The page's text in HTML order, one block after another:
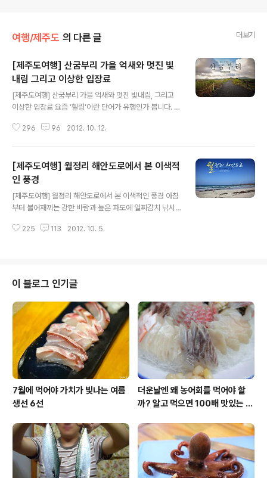
여행/제주도 의 다른 글 더보기
[제주도여행] 산굼부리 가을 억새와 멋진 빛
내림 그리고 이상한 입장료
[제주도여행] 산굼부리 가을 억새와 멋진 빛내림, 그리고
이상한 입장료 요즘 '힐링'이란 단어가 유행인가 봅니다. 그
데요. 바쁘고 삭막한 현대인의 삶에서 잠시 떠나 마음을 안
아름답고 희귀한 풍경 뒤에는 어딘가 모르게 씁쓸한 점이
있어 몇 자 적어볼까 합니다. 산굼부리 들어가는 입구 영화
'연풍연가' 촬영지로도 유명한 산굼부리는 전 세계적으로
도 희귀하고도 한국에서는 유일한 마르(marr)형 분화구.
이는 용암이나 화산재의 분출 없이 열기의 폭발로 암석을
날려 구멍만 남게 된 분화구로 '굼부리'는 화산체의 분화구
296 96 2012. 10. 12.
[제주도여행] 월정리 해안도로에서 본 이색적
인 풍경
[제주도여행] 월정리 해안도로에서 본 이색적인 풍경 아침
부터 불어재끼는 강한 바람과 높은 파도에 일찌감치 낚시
로를 찾았습니다. 처음엔 명칭도 모른 채 무작정 해안도로
볼 법한 해변가지만 가을이여서 그런지 한적하다 못해 적
적한 해변의 모습이 눈에 들어왔습니다. 저는 달리던 차를
세웁니다. 잠시나마 바닷바람을 쐬며 이 날 하지 못했던 낚
시를 대신해 멀찌감치 서서 바다를 구경하는 것으로 위안
을 삼아봅니다. 그런데 그 한적했던 풍경속에서 눈에 들어
온 인파들. 가만보니 바다쪽이 아닌 작은 연못처..
225 113 2012. 10. 5.
이 블로그 인기글
7월에 먹어야 가치가 빛나는 여름
생선 6선
더운날엔 왜 농어회를 먹어야 할
까? 알고 먹으면 100배 맛있는 농